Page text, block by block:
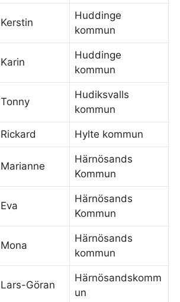
Kerstin
Huddinge
kommun
Karin
Huddinge
kommun
Tonny
Hudiksvalls
kommun
Rickard Hylte kommun
Marianne
Härnösands
Kommun
Eva
Härnösands
Kommun
Mona
Härnösands
kommun
Lars-Göran
Härnösandskomm
un